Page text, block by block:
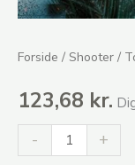
Forside / Shooter /
123,68 kr.
- +